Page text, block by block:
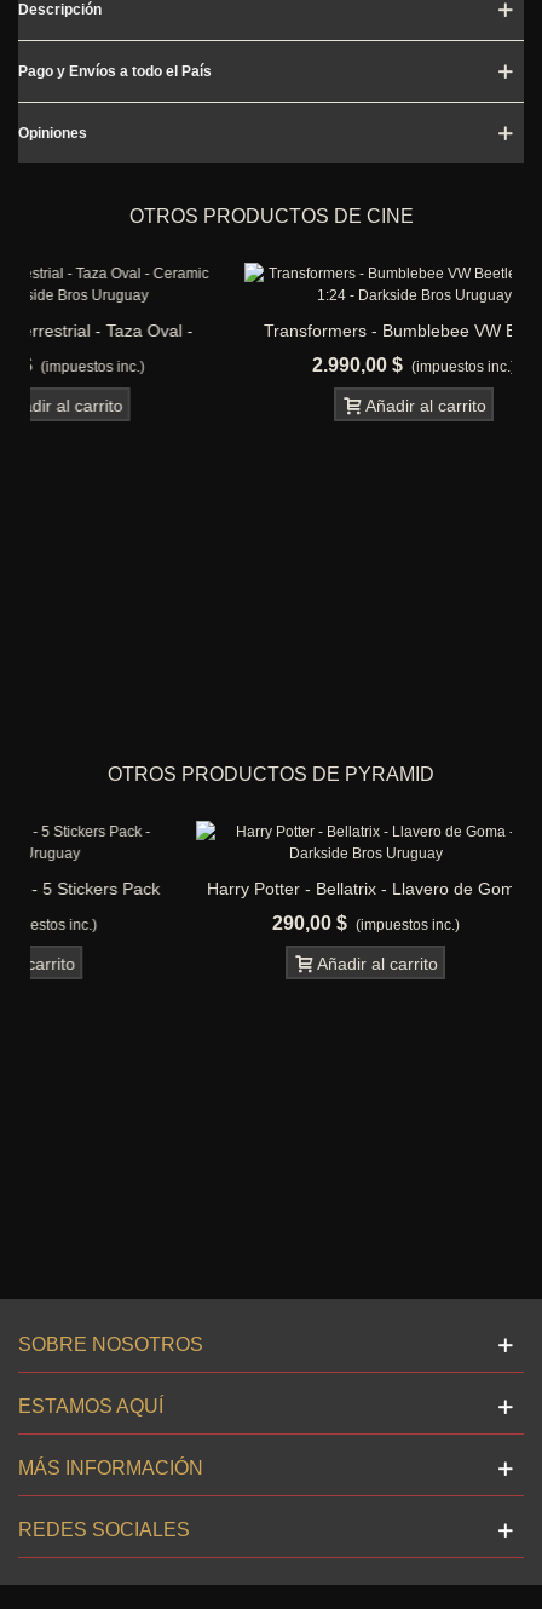
Descripción
Pago y Envíos a todo el País
Opiniones
OTROS PRODUCTOS DE CINE
-
Transformers - Bumblebee VW Beetle -
(impuestos inc.)
OTROS PRODUCTOS DE PYRAMID
Harry Potter - Bellatrix - Llavero de Goma
(impuestos inc.)
Añadir al carrito
Harry
SOBRE NOSOTROS
ESTAMOS AQUÍ
MÁS INFORMACIÓN
REDES SOCIALES